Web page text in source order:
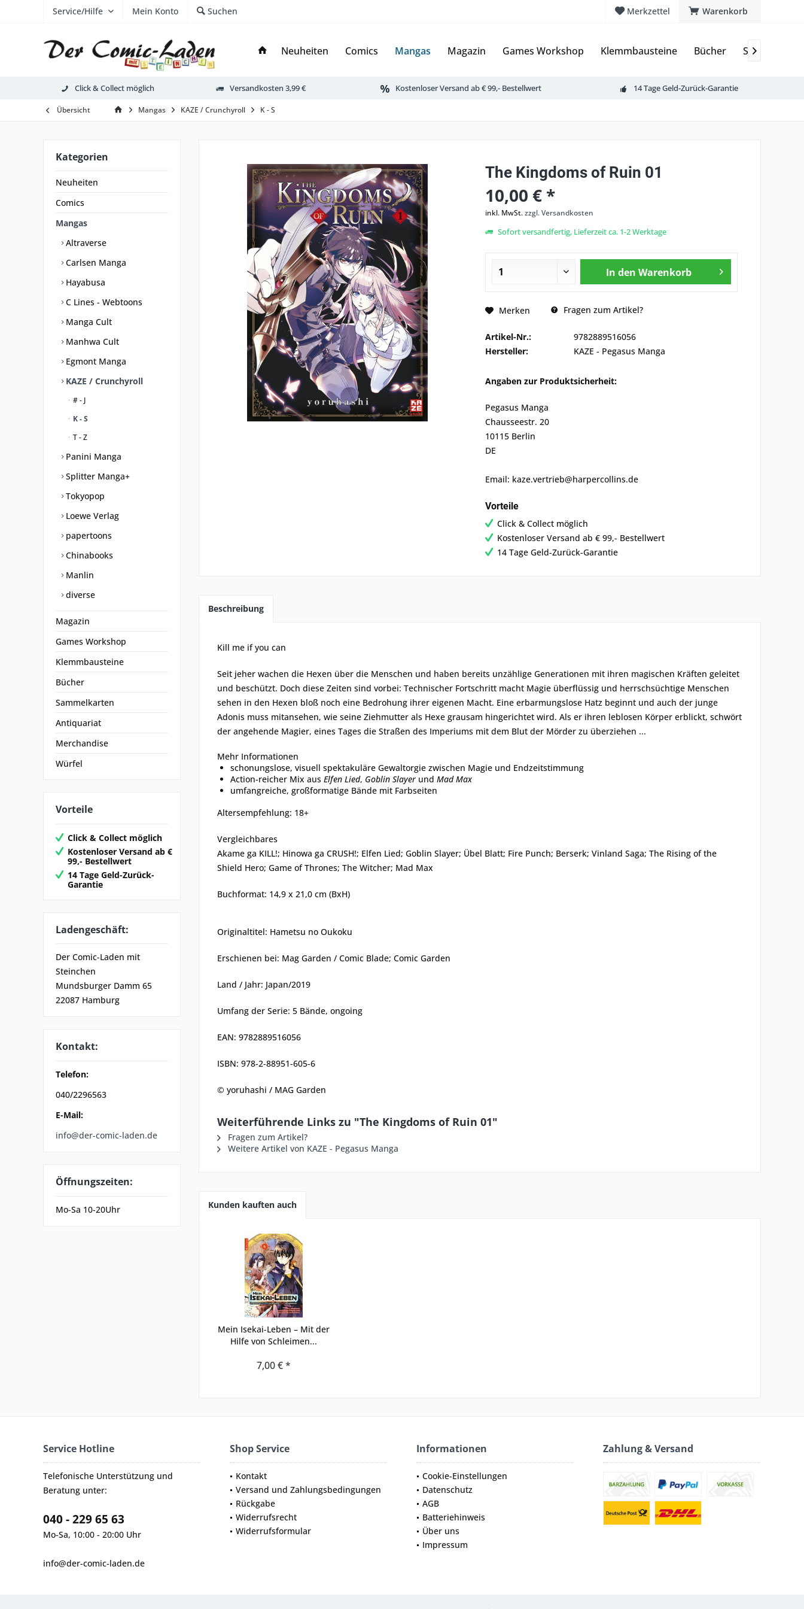
Warenkorb
Merkzettel
Service/Hilfe Mein Konto Suchen
Neuheiten Comics Mangas Magazin Games Workshop Klemmbausteine Bücher 
Click & Collect möglich Versandkosten 3,99 € Kostenloser Versand ab € 99,- Bestellwert 14 Tage Geld-Zurück-Garantie
Übersicht Mangas KAZE / Crunchyroll K - S
Kategorien
Neuheiten
Comics
Mangas
Altraverse
Carlsen Manga
Hayabusa
C Lines - Webtoons
Manga Cult
Manhwa Cult
Egmont Manga
KAZE / Crunchyroll
# - J
K - S
T - Z
Panini Manga
Splitter Manga+
Tokyopop
Loewe Verlag
papertoons
Chinabooks
Manlin
diverse
Magazin
Games Workshop
Klemmbausteine
Bücher
Sammelkarten
Antiquariat
Merchandise
Würfel
Vorteile
Click & Collect möglich
Kostenloser Versand ab €
99,- Bestellwert
14 Tage Geld-Zurück-
Garantie
Ladengeschäft:
Der Comic-Laden mit
Steinchen
Mundsburger Damm 65
22087 Hamburg
Kontakt:
Telefon:
040/2296563
E-Mail:
info@der-comic-laden.de
Öffnungszeiten:
Mo-Sa 10-20Uhr
The Kingdoms of Ruin 01
10,00 € *
inkl. MwSt.zzgl. Versandkosten
Sofort versandfertig, Lieferzeit ca. 1-2 Werktage
In den Warenkorb
Merken Fragen zum Artikel?
Artikel-Nr.:
9782889516056
Hersteller:
KAZE - Pegasus Manga
Angaben zur Produktsicherheit:
Pegasus Manga
Chausseestr. 20
10115 Berlin
DE
Email: kaze.vertrieb@harpercollins.de
Vorteile
Click & Collect möglich
Kostenloser Versand ab € 99,- Bestellwert
14 Tage Geld-Zurück-Garantie
Beschreibung
Kill me if you can
Seit jeher wachen die Hexen über die Menschen und haben bereits unzählige Generationen mit ihren magischen Kräften geleitet
und beschützt. Doch diese Zeiten sind vorbei: Technischer Fortschritt macht Magie überflüssig und herrschsüchtige Menschen
sehen in den Hexen bloß noch eine Bedrohung ihrer eigenen Macht. Eine erbarmungslose Hatz beginnt und auch der junge
Adonis muss mitansehen, wie seine Ziehmutter als Hexe grausam hingerichtet wird. Als er ihren leblosen Körper erblickt, schwört
der angehende Magier, eines Tages die Straßen des Imperiums mit dem Blut der Mörder zu überziehen ...
Mehr Informationen
schonungslose, visuell spektakuläre Gewaltorgie zwischen Magie und Endzeitstimmung
Action-reicher Mix aus Elfen Lied, Goblin Slayer und Mad Max
umfangreiche, großformatige Bände mit Farbseiten
Altersempfehlung: 18+
Vergleichbares
Akame ga KILL!; Hinowa ga CRUSH!; Elfen Lied; Goblin Slayer; Übel Blatt; Fire Punch; Berserk; Vinland Saga; The Rising of the
Shield Hero; Game of Thrones; The Witcher; Mad Max
Buchformat: 14,9 x 21,0 cm (BxH)
Originaltitel: Hametsu no Oukoku
Erschienen bei: Mag Garden / Comic Blade; Comic Garden
Land / Jahr: Japan/2019
Umfang der Serie: 5 Bände, ongoing
EAN: 9782889516056
ISBN: 978-2-88951-605-6
© yoruhashi / MAG Garden
Weiterführende Links zu "The Kingdoms of Ruin 01"
Fragen zum Artikel?
Weitere Artikel von KAZE - Pegasus Manga
Kunden kauften auch
Mein Isekai-Leben – Mit der
Hilfe von Schleimen...
7,00 € *
Service Hotline
Telefonische Unterstützung und
Beratung unter:
040 - 229 65 63
Mo-Sa, 10:00 - 20:00 Uhr
info@der-comic-laden.de
Shop Service
Kontakt
Versand und Zahlungsbedingungen
Rückgabe
Widerrufsrecht
Widerrufsformular
Informationen
Cookie-Einstellungen
Datenschutz
AGB
Batteriehinweis
Über uns
Impressum
Zahlung & Versand